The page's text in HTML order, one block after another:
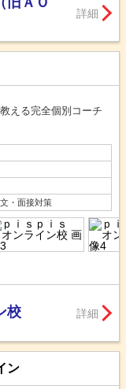
詳細
える完全個別コーチ
・面接対策
校 詳細
ン